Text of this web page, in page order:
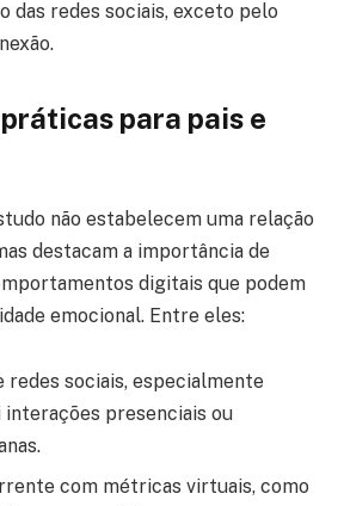
das redes sociais, exceto pelo
para pais e
não estabelecem uma relação
destacam a importância de
digitais que podem
emocional. Entre eles:
redes sociais, especialmente
presenciais ou
com métricas virtuais, como